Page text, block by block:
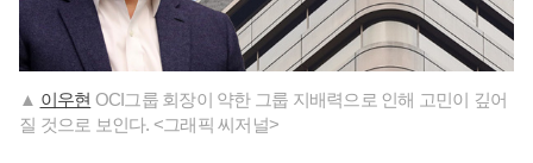
▲ 이우현 OCI그룹 회장이 약한 그룹 지배력으로 인해 고민이 깊어
질 것으로 보인다. <그래픽 씨저널>